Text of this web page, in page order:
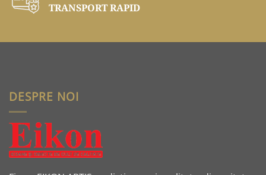
TRANSPORT RAPID
DESPRE NOI